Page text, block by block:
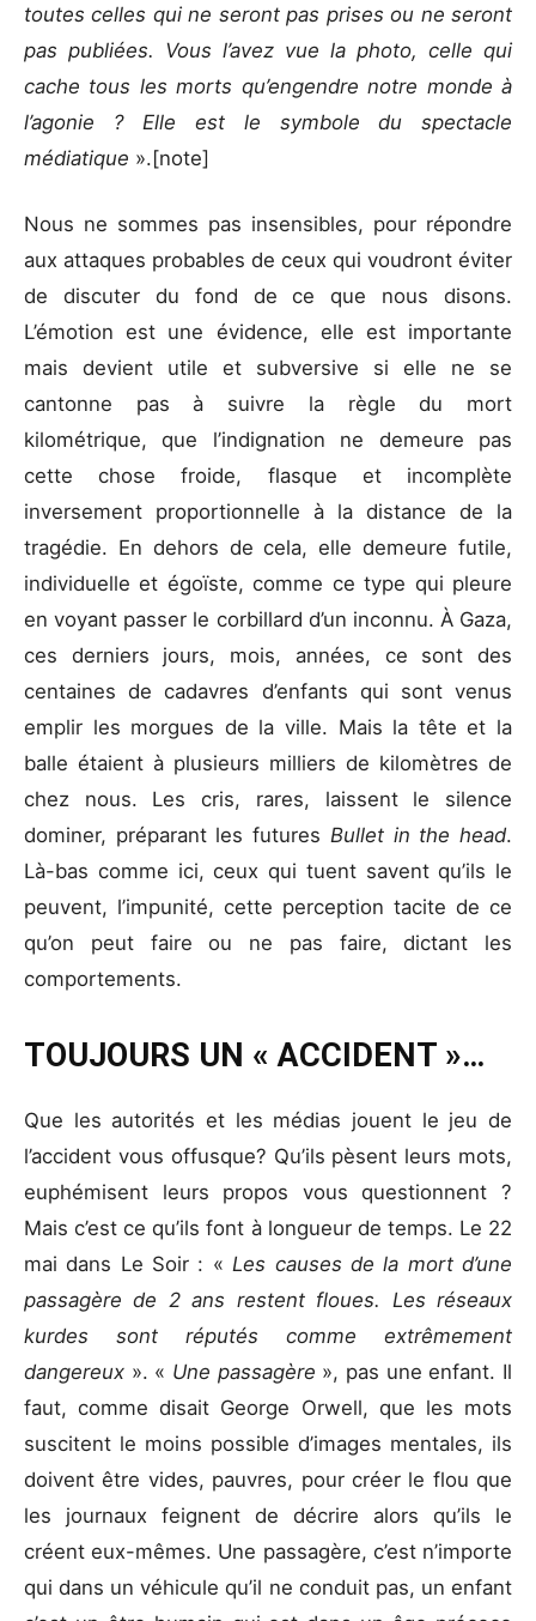
toutes celles qui ne seront pas prises ou ne seront
pas publiées. Vous l’avez vue la photo, celle qui
cache tous les morts qu’engendre notre monde à
l’agonie ? Elle est le symbole du spectacle
médiatique ».[note]
Nous ne sommes pas insensibles, pour répondre
aux attaques probables de ceux qui voudront éviter
de discuter du fond de ce que nous disons.
L’émotion est une évidence, elle est importante
mais devient utile et subversive si elle ne se
cantonne pas à suivre la règle du mort
kilométrique, que l’indignation ne demeure pas
cette chose froide, flasque et incomplète
inversement proportionnelle à la distance de la
tragédie. En dehors de cela, elle demeure futile,
individuelle et égoïste, comme ce type qui pleure
en voyant passer le corbillard d’un inconnu. À Gaza,
ces derniers jours, mois, années, ce sont des
centaines de cadavres d’enfants qui sont venus
emplir les morgues de la ville. Mais la tête et la
balle étaient à plusieurs milliers de kilomètres de
chez nous. Les cris, rares, laissent le silence
dominer, préparant les futures Bullet in the head.
Là-bas comme ici, ceux qui tuent savent qu’ils le
peuvent, l’impunité, cette perception tacite de ce
qu’on peut faire ou ne pas faire, dictant les
comportements.
TOUJOURS UN « ACCIDENT »…
Que les autorités et les médias jouent le jeu de
l’accident vous offusque? Qu’ils pèsent leurs mots,
euphémisent leurs propos vous questionnent ?
Mais c’est ce qu’ils font à longueur de temps. Le 22
mai dans Le Soir : «Les causes de la mort d’une
passagère de 2 ans restent floues. Les réseaux
kurdes sont réputés comme extrêmement
dangereux ». « Une passagère », pas une enfant. Il
faut, comme disait George Orwell, que les mots
suscitent le moins possible d’images mentales, ils
doivent être vides, pauvres, pour créer le flou que
les journaux feignent de décrire alors qu’ils le
créent eux-mêmes. Une passagère, c’est n’importe
qui dans un véhicule qu’il ne conduit pas, un enfant